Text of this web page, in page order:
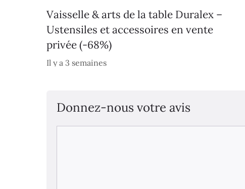
Vaisselle & arts de la table Duralex –
Ustensiles et accessoires en vente
privée (-68%)
Il y a 3 semaines
Donnez-nous votre avis